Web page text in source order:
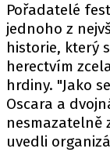
Pořadatelé
jednoho z
historie, který
herectvím
hrdiny. "Jako
Oscara a
nesmazatelně
uvedli